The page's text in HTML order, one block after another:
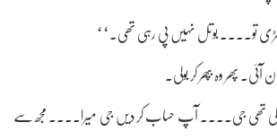
تو.... بوتل نہیں پی رہی تھی۔‘‘
پھر وہ بپھر کر بولی۔
کی تھی جی.... آپ حساب کر دیں جی میرا.... مجھ سے